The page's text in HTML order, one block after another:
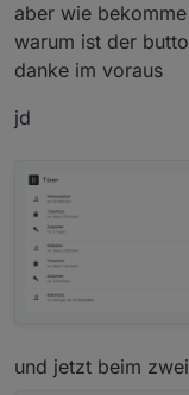
aber wie
warum ist der
danke im voraus
jd
und jetzt beim